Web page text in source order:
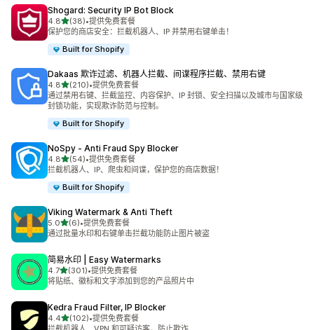
Shogard: Security IP Bot Block
4.8星（满分 5 星）
(38)
总共 38 条评论
•提供免费套餐
保护您的商店安全：拦截机器人、IP 并禁用右键单击！
Built for Shopify
Dakaas 欺诈过滤、机器人拦截、间谍程序拦截、禁用右键
4.8星（满分 5 星）
(210)
总共 210 条评论
•提供免费套餐
通过禁用右键、拦截监控、内容保护、IP 封锁、安全扫描以及城市与国家级
封锁功能，实现欺诈防范与控制。
Built for Shopify
NoSpy ‑ Anti Fraud Spy Blocker
4.8星（满分 5 星）
(54)
总共 54 条评论
•提供免费套餐
拦截机器人、IP、爬虫和间谍，保护您的商店数据！
Built for Shopify
Viking Watermark & Anti Theft
5.0星（满分 5 星）
(6)
总共 6 条评论
•提供免费套餐
通过批量水印和右键单击拦截功能防止图片被盗
简易水印 | Easy Watermarks
4.7星（满分 5 星）
(301)
总共 301 条评论
•提供免费套餐
将贴纸、徽标和文字添加到您的产品照片中
Kedra Fraud Filter, IP Blocker
4.4星（满分 5 星）
(102)
总共 102 条评论
•提供免费套餐